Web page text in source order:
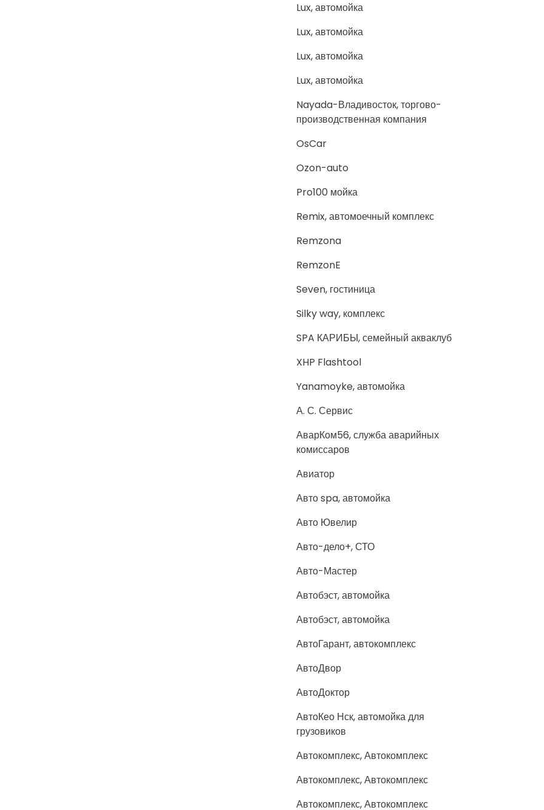
Lux, автомойка
Lux, автомойка
Lux, автомойка
Lux, автомойка
Nayada-Владивосток, торгово-
производственная компания
OsCar
Ozon-auto
Pro100 мойка
Remix, автомоечный комплекс
Remzona
RemzonE
Seven, гостиница
Silky way, комплекс
SPA КАРИБЫ, семейный акваклуб
XHP Flashtool
Yanamoyke, автомойка
А. С. Сервис
АварКом56, служба аварийных
комиссаров
Авиатор
Авто spa, автомойка
Авто Ювелир
Авто-дело+, СТО
Авто-Мастер
Автобэст, автомойка
Автобэст, автомойка
АвтоГарант, автокомплекс
АвтоДвор
АвтоДоктор
АвтоКео Нск, автомойка для
грузовиков
Автокомплекс, Автокомплекс
Автокомплекс, Автокомплекс
Автокомплекс, Автокомплекс